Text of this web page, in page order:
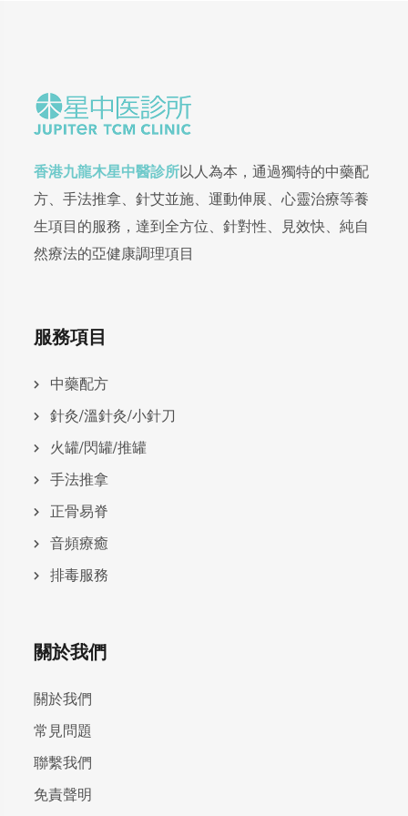
香港九龍木星中醫診所以人為本，通過獨特的中藥配
方、手法推拿、針艾並施、運動伸展、心靈治療等養
生項目的服務，達到全方位、針對性、見效快、純自
然療法的亞健康調理項目
服務項目
中藥配方
針灸/溫針灸/小針刀
火罐/閃罐/推罐
手法推拿
正骨易脊
⾳頻療癒
排毒服務
關於我們
關於我們
常見問題
聯繫我們
免責聲明